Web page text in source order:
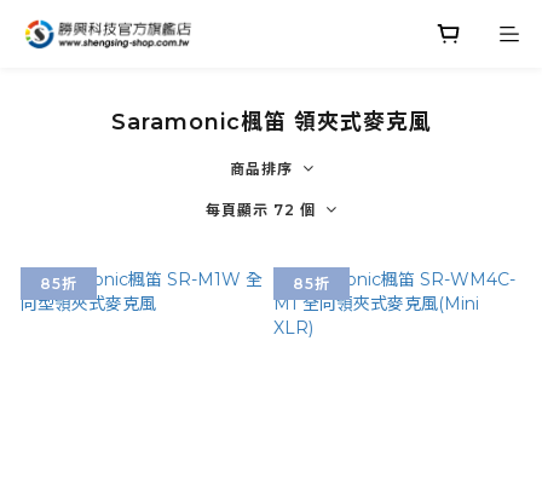
Saramonic楓笛 領夾式麥克風
商品排序
每頁顯示 72 個
85折 85折